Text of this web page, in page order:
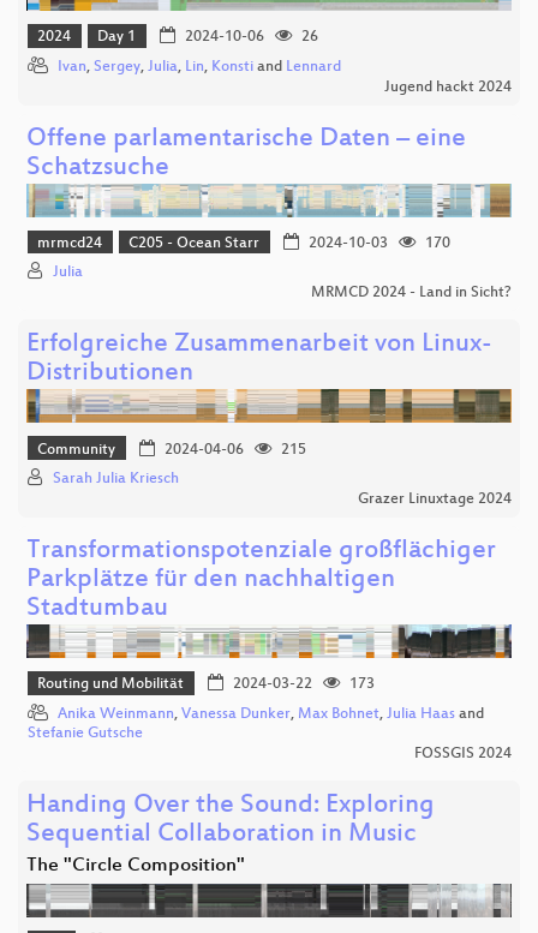
2024 Day 1 2024-10-06
26
Ivan, Sergey, Julia, Lin, Konsti and Lennard
Jugend hackt 2024
Offene parlamentarische Daten – eine
Schatzsuche
mrmcd24 C205 - Ocean Starr 2024-10-03
170
Julia
MRMCD 2024 - Land in Sicht?
Erfolgreiche Zusammenarbeit von Linux-
Distributionen
Community 2024-04-06
215
Sarah Julia Kriesch
Grazer Linuxtage 2024
Transformationspotenziale großflächiger
Parkplätze für den nachhaltigen
Stadtumbau
Routing und Mobilität 2024-03-22
173
Anika Weinmann, Vanessa Dunker, Max Bohnet, Julia Haas and
Stefanie Gutsche
FOSSGIS 2024
Handing Over the Sound: Exploring
Sequential Collaboration in Music
The "Circle Composition"